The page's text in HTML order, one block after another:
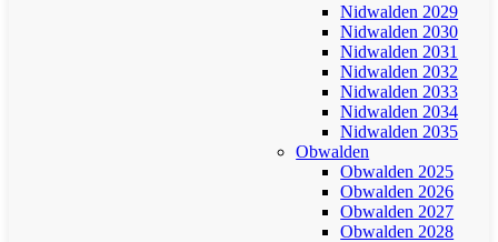
Nidwalden 2029
Nidwalden 2030
Nidwalden 2031
Nidwalden 2032
Nidwalden 2033
Nidwalden 2034
Nidwalden 2035
Obwalden
Obwalden 2025
Obwalden 2026
Obwalden 2027
Obwalden 2028